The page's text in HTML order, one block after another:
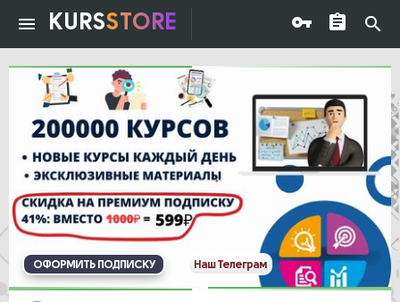
KURSSTORE
ОФОРМИТЬ ПОДПИСКУ Наш Телеграм